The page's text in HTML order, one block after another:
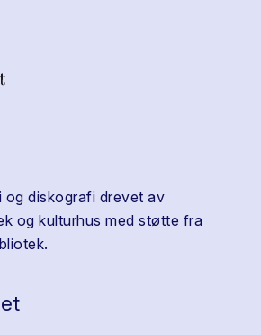
og diskografi drevet av
og kulturhus med støtte fra